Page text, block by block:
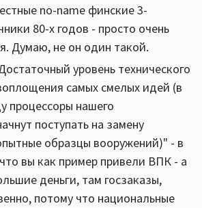
no-name финские 3-
80-х годов - просто очень
Думаю, не он один такой.
уровень технического
самых смелых идей (в
процессоры нашего
поступать на замену
образцы вооружений)" - в
вы как пример привели ВПК - а
деньги, там госзаказы,
потому что национальные